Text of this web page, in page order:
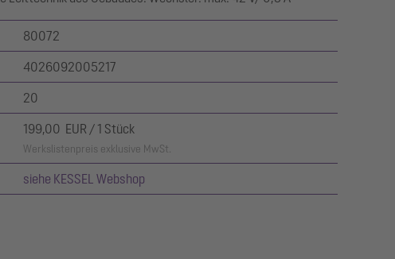
80072
4026092005217
20
199,00 EUR / 1 Stück
Werkslistenpreis exklusive MwSt.
siehe KESSEL Webshop